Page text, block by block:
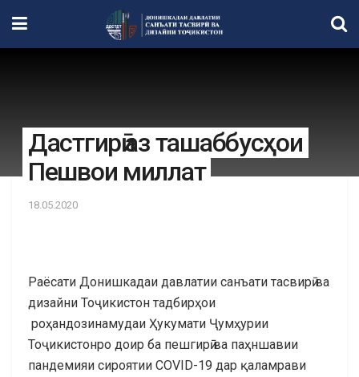
Дастгирӣ аз ташаббусҳои
Пешвои миллат
18.05.2020
Раёсати Донишкадаи давлатии санъати тасвирӣ ва
дизайни Тоҷикистон тадбирҳои
роҳандозинамудаи Ҳукумати Ҷумҳурии
Тоҷикистонро доир ба пешгирӣ ва паҳншавии
пандемияи сироятии COVID-19 дар қаламрави